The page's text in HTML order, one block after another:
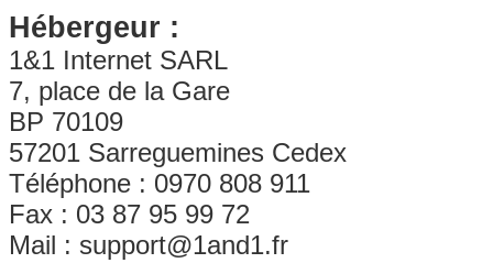
Hébergeur :
1&1 Internet SARL
7, place de la Gare
BP 70109
57201 Sarreguemines Cedex
Téléphone : 0970 808 911
Fax : 03 87 95 99 72
Mail : support@1and1.fr